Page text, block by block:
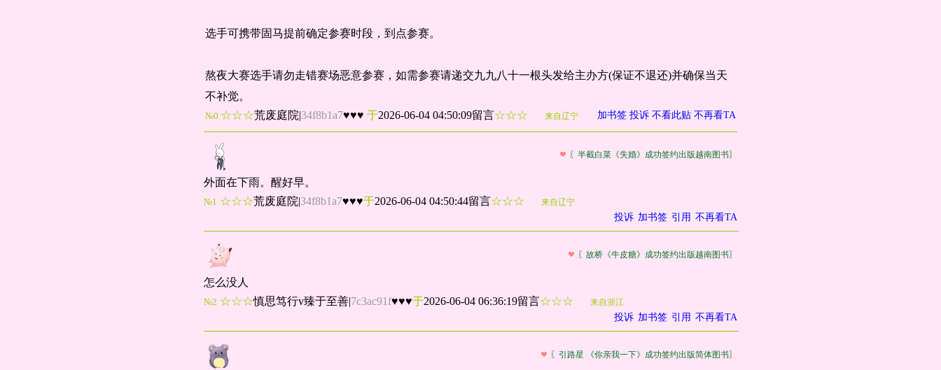
选手可携带固马提前确定参赛时段，到点参赛。
熬夜大赛选手请勿走错赛场恶意参赛，如需参赛请递交九九八十一根头发给主办方(保证不退还)并确保当天
不补觉。
№0 ☆☆☆荒废庭院|34f8b1a7♥♥♥ 于2026-06-04 04:50:09留言☆☆☆ 来自辽宁 加书签 投诉 不看此贴 不再看TA
〖半截白菜《失婚》成功签约出版越南图书〗
外面在下雨。醒好早。
№1 ☆☆☆荒废庭院|34f8b1a7♥♥♥于2026-06-04 04:50:44留言☆☆☆ 来自辽宁
投诉 加书签 引用 不再看TA
〖故桥《牛皮糖》成功签约出版越南图书〗
怎么没人
№2 ☆☆☆慎思笃行v臻于至善|7c3ac91f♥♥♥于2026-06-04 06:36:19留言☆☆☆ 来自浙江
投诉 加书签 引用 不再看TA
〖引路星 《你亲我一下》成功签约出版简体图书〗